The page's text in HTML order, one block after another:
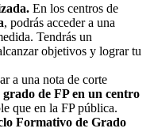
En los centros de
, podrás acceder a una
Tendrás un
objetivos y lograr tu
a una nota de corte
grado de FP en un centro
que en la FP pública.
Formativo de Grado